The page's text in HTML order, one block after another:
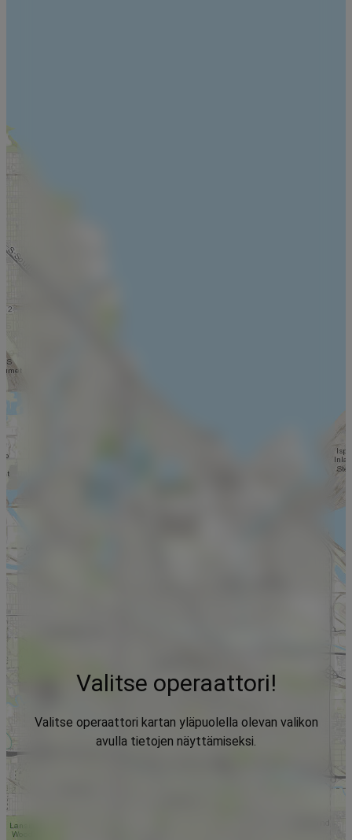
Valitse operaattori!
Valitse operaattori kartan yläpuolella olevan valikon
avulla tietojen näyttämiseksi.